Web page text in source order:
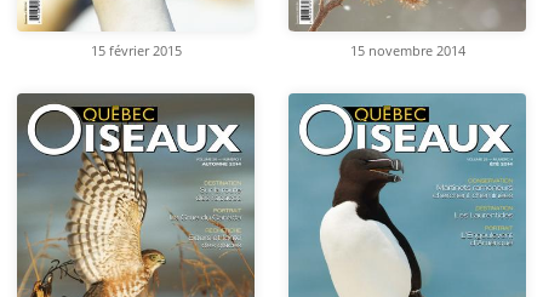
15 février 2015 15 novembre 2014